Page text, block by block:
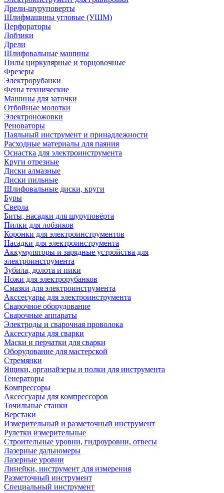
Дрели-шуруповерты
Шлифмашины угловые (УШМ)
Перфораторы
Лобзики
Дрели
Шлифовальные машины
Пилы циркулярные и торцовочные
Фрезеры
Электрорубанки
Фены технические
Машины для заточки
Отбойные молотки
Электроножовки
Реноваторы
Паяльный инструмент и принадлежности
Расходные материалы для паяния
Оснастка для электроинструмента
Круги отрезные
Диски алмазные
Диски пильные
Шлифовальные диски, круги
Буры
Сверла
Биты, насадки для шуруповёрта
Пилки для лобзиков
Коронки для электроинструментов
Насадки для электроинструмента
Аккумуляторы и зарядные устройства для
электроинструмента
Зубила, долота и пики
Ножи для электрорубанков
Смазки для электроинструмента
Акссесуары для электроинструмента
Сварочное оборудование
Сварочные аппараты
Электроды и сварочная проволока
Аксессуары для сварки
Маски и перчатки для сварки
Оборудование для мастерской
Стремянки
Ящики, органайзеры и полки для инструмента
Генераторы
Компрессоры
Аксессуары для компрессоров
Точильные станки
Верстаки
Измерительный и разметочный инструмент
Рулетки измерительные
Строительные уровни, гидроуровни, отвесы
Лазерные дальномеры
Лазерные уровни
Линейки, инструмент для измерения
Разметочный инструмент
Специальный инструмент